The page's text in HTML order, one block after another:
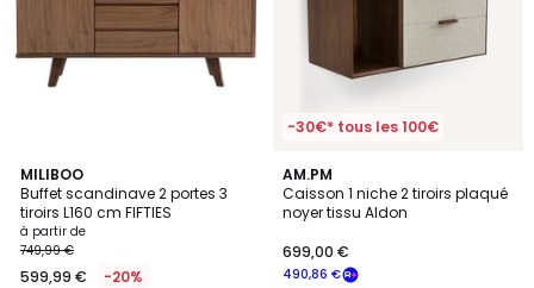
MILIBOO
Buffet scandinave 2 portes 3
tiroirs L160 cm FIFTIES
à partir de
749,99 €
599,99 € -20%
4
/
5
2
Couleurs
-30€* tous les 100€
AM.PM
Caisson 1 niche 2 tiroirs plaqué
noyer tissu Aldon
490,86 €
699,00 €